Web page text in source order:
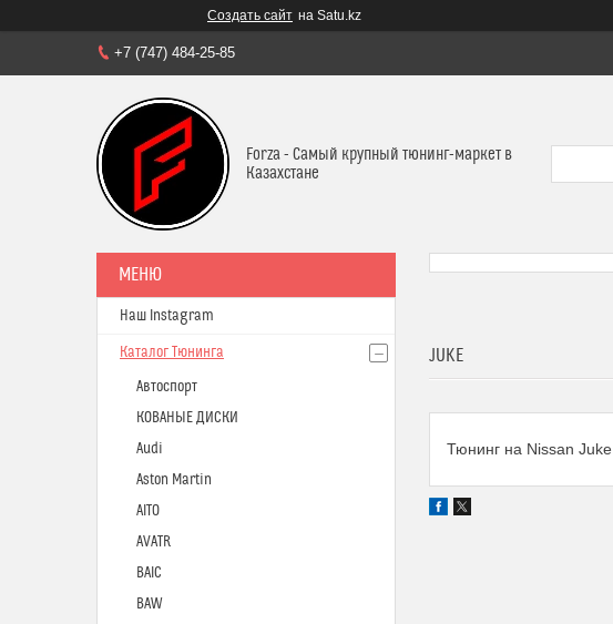
Создать сайт на Satu.kz
+7 (747) 484-25-85
Forza - Самый крупный тюнинг-маркет в
Казахстане
JUKE
Тюнинг на Nissan Juke
Наш Instagram
Каталог Тюнинга
Автоспорт
КОВАНЫЕ ДИСКИ
Audi
Aston Martin
AITO
AVATR
BAIC
BAW